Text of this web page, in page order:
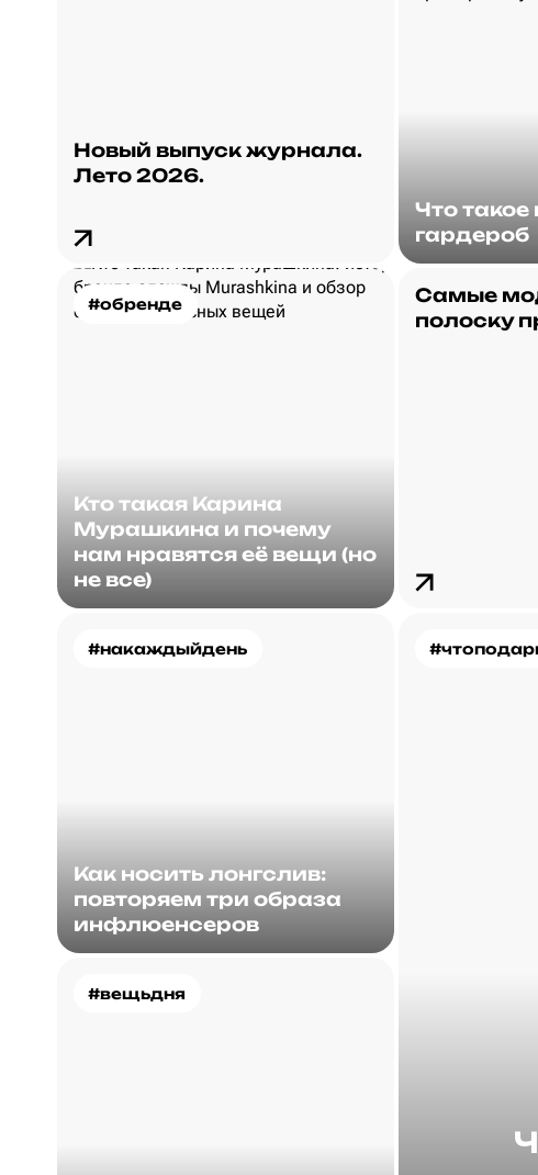
Новый выпуск журнала.
Лето 2026.
Что
гардероб
#обренде
Кто такая Карина
Мурашкина и почему
нам нравятся её вещи (но
не все)
Самые
полоску
#накаждыйдень
Как носить лонгслив:
повторяем три образа
инфлюенсеров
#вещьдня